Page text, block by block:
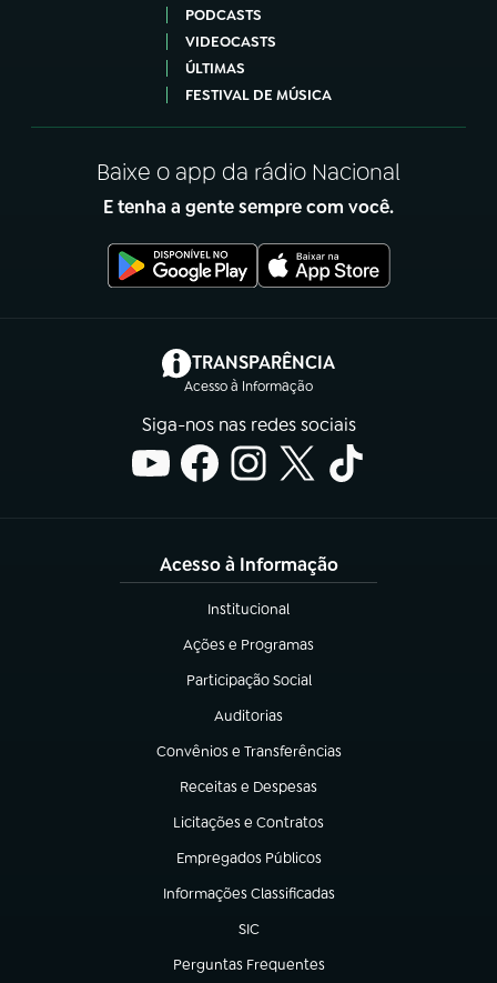
PODCASTS
VIDEOCASTS
ÚLTIMAS
FESTIVAL DE MÚSICA
Baixe o app da rádio Nacional
E tenha a gente sempre com você.
TRANSPARÊNCIA
Acesso à Informação
(abre em nova aba)
Siga-nos nas redes sociais
Acesso à Informação
Institucional
(abre em nova aba)
Ações e Programas
(abre em nova aba)
Participação Social
(abre em nova aba)
Auditorias
(abre em nova aba)
Convênios e Transferências
(abre em nova aba)
Receitas e Despesas
(abre em nova aba)
Licitações e Contratos
(abre em nova aba)
Empregados Públicos
(abre em nova aba)
Informações Classificadas
(abre em nova aba)
SIC
(abre em nova aba)
Perguntas Frequentes
(abre em nova aba)